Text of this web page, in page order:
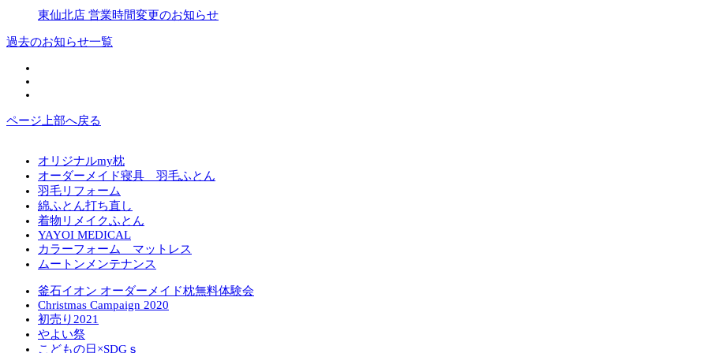
東仙北店 営業時間変更のお知らせ
過去のお知らせ一覧
ページ上部へ戻る
オリジナルmy枕
オーダーメイド寝具 羽毛ふとん
羽毛リフォーム
綿ふとん打ち直し
着物リメイクふとん
YAYOI MEDICAL
カラーフォーム マットレス
ムートンメンテナンス
釜石イオン オーダーメイド枕無料体験会
Christmas Campaign 2020
初売り2021
やよい祭
こどもの日×SDGｓ